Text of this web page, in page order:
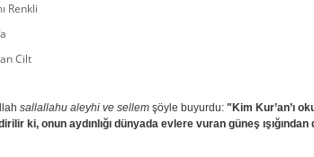
Renkli
Cilt
sallallahu aleyhi ve sellem şöyle buyurdu: "Kim Kur’an’ı
ki, onun aydınlığı dünyada evlere vuran güneş ışığından